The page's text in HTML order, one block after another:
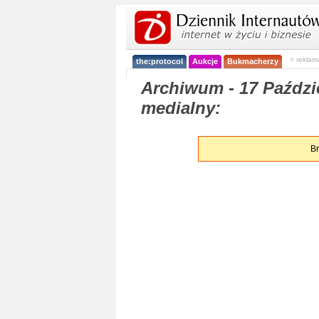
the:protocol Aukcje Bukmacherzy <
Archiwum - 17
medialny: